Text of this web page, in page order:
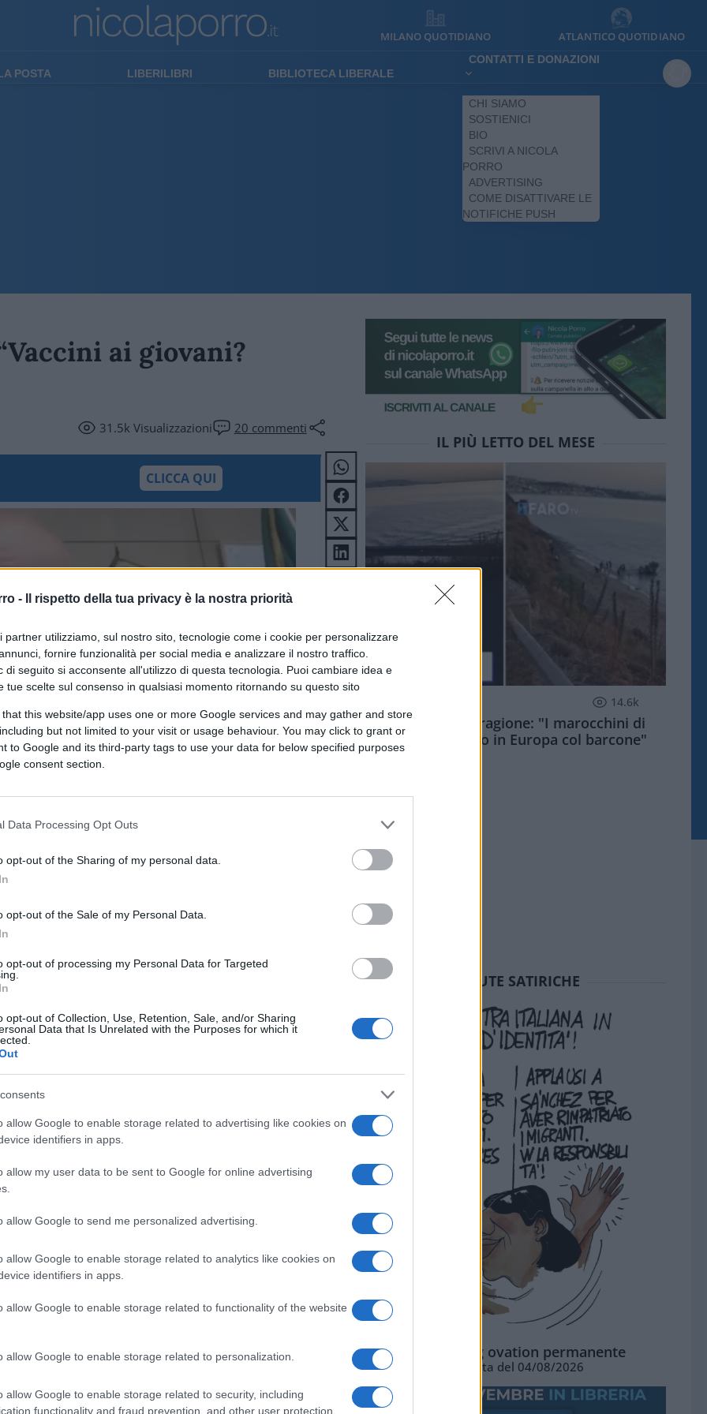
- Il rispetto della tua privacy è la nostra priorità
partner utilizziamo, sul nostro sito, tecnologie come i cookie per personalizzare
fornire funzionalità per social media e analizzare il nostro traffico.
di seguito si acconsente all'utilizzo di questa tecnologia. Puoi cambiare idea e
tue scelte sul consenso in qualsiasi momento ritornando su questo sito
that this website/app uses one or more Google services and may gather and store
but not limited to your visit or usage behaviour. You may click to grant or
to Google and its third-party tags to use your data for below specified purposes
consent section.
Data Processing Opt Outs
opt-out of the Sharing of my personal data.
opt-out of the Sale of my Personal Data.
opt-out of processing my Personal Data for Targeted
opt-out of Collection, Use, Retention, Sale, and/or Sharing
Data that Is Unrelated with the Purposes for which it
allow Google to enable storage related to advertising like cookies on
identifiers in apps.
allow my user data to be sent to Google for online advertising
allow Google to send me personalized advertising.
allow Google to enable storage related to analytics like cookies on
identifiers in apps.
allow Google to enable storage related to functionality of the website
allow Google to enable storage related to personalization.
allow Google to enable storage related to security, including
functionality and fraud prevention, and other user protection.
MILANO QUOTIDIANO ATLANTICO QUOTIDIANO
POSTA LIBERILIBRI BIBLIOTECA LIBERALE
CONTATTI E DONAZIONI
CHI SIAMO
SOSTIENICI
BIO
SCRIVI A NICOLA
PORRO
ADVERTISING
COME DISATTIVARE LE
NOTIFICHE PUSH
ai giovani?
31.5kVisualizzazioni 20 commenti
CLICCA QUI
in queste ore infiamma il dibattito sul
spunta un video in cui
siero ai giovanotti.
Cacciari e Giorgio Agambon , neppure
con no vax, fascisti e no pass. Intanto
in Puglia insieme a Michele
E infine perché solo ieridefiniva
vaccinale
chiunque, come noi, si ponga alcuni
in questo filmato, che sta
questioni molto interessanti sui
qua:
– spiega l’assessore – non ha
prevenire la malattia grave,
se non in minima parte, la
ad esempio, i giovanotti che vanno
butterei delle dosi di vaccino. Perché
malattia grave quei giovanotti non se
perché loro potrebbero comunque
se continuano a prendersi l’aperitivo
IL PIÙ LETTO DEL MESE
14.6k
Meloni aveva ragione: "I marocchini di
Ceuta sbarcano in Europa col barcone"
SEDUTE SATIRICHE
La standing ovation permanente
Vignetta del 04/08/2026